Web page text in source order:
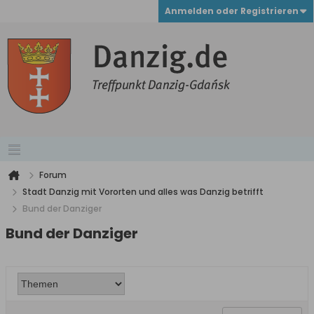
Anmelden oder Registrieren
Forum
Stadt Danzig mit Vororten und alles was Danzig betrifft
Bund der Danziger
Bund der Danziger